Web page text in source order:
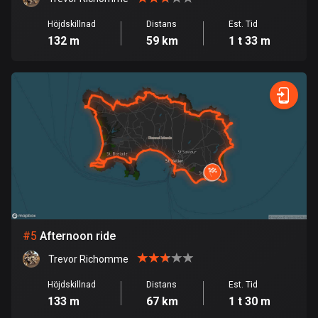
Chile
Colombia
1349 rutter
Cooköarna
2 rutter
Curaçao
4 rutter
Cypern
1881 rutter
Höjdskillnad
132 m
Distans
59 km
Est. Tid
1 t 33 m
#5 Afternoon ride
Trevor Richomme
Höjdskillnad
133 m
Distans
67 km
Est. Tid
1 t 30 m